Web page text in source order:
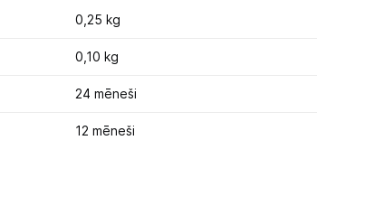
0,25 kg
0,10 kg
24 mēneši
12 mēneši